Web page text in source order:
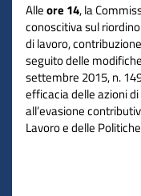
Alleore 14, la
conoscitiva sul
di lavoro,
seguito delle
settembre 2015, n.
efficacia delle azioni
all’evasione
Lavoro e delle